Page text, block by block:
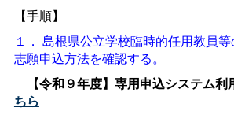
【手順】
１． 島根県公立学校臨時的任用教員
志願申込方法を確認する。
【令和９年度】専用申込システム利
ちら